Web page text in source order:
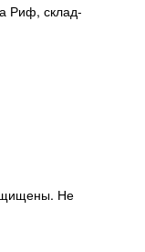
Риф, склад-
Не